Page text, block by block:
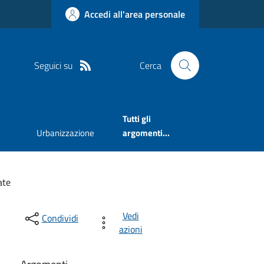
Accedi all'area personale
Seguici su Cerca
Urbanizzazione
Tutti gli
argomenti...
Condividi
Vedi
azioni